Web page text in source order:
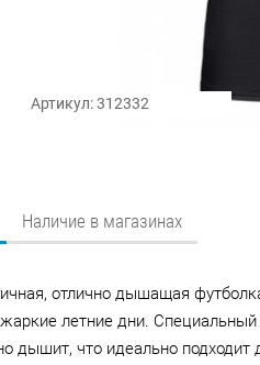
Артикул: 312332
Наличие в магазинах
отлично дышащая
летние дни.
дышит, что идеально подходит